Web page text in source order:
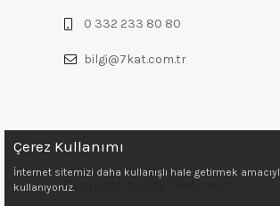
0 332 233 80 80
bilgi@7kat.com.tr
Copyright © 2022 7kat.com.tr
Çerez Kullanımı
İnternet sitemizi daha kullanışlı hale getirmek
kullanıyoruz.